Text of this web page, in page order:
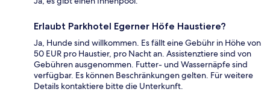
Erlaubt Parkhotel Egerner Höfe Haustiere?
Ja, Hunde sind willkommen. Es fällt eine Gebühr in Höhe von
50 EUR pro Haustier, pro Nacht an. Assistenztiere sind von
Gebühren ausgenommen. Futter- und Wassernäpfe sind
verfügbar. Es können Beschränkungen gelten. Für weitere
Details kontaktiere bitte die Unterkunft.